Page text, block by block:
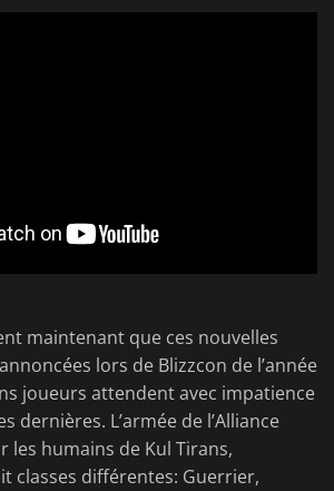
maintenant que ces nouvelles
lors de Blizzcon de l’année
joueurs attendent avec impatience
dernières. L’armée de l’Alliance
les humains de Kul Tirans,
classes différentes: Guerrier,